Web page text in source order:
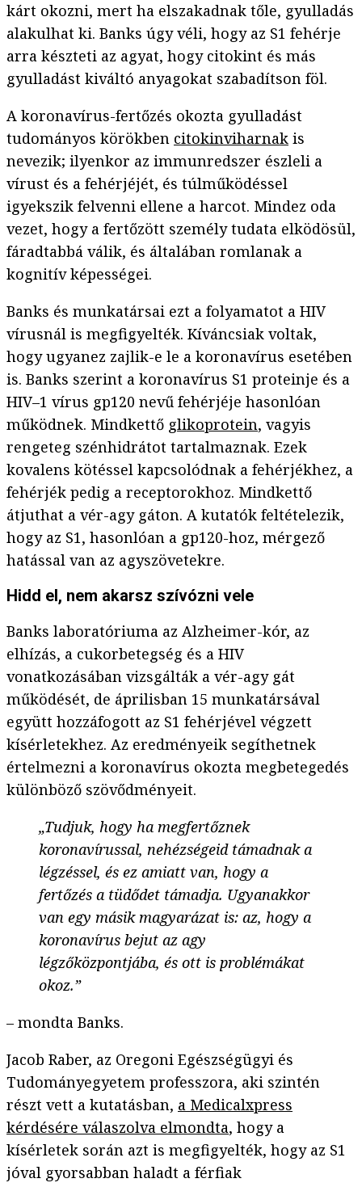
kárt okozni, mert ha elszakadnak tőle, gyulladás
alakulhat ki. Banks úgy véli, hogy az S1 fehérje
arra készteti az agyat, hogy citokint és más
gyulladást kiváltó anyagokat szabadítson föl.
A koronavírus-fertőzés okozta gyulladást
tudományos körökben citokinviharnak is
nevezik; ilyenkor az immunredszer észleli a
vírust és a fehérjéjét, és túlműködéssel
igyekszik felvenni ellene a harcot. Mindez oda
vezet, hogy a fertőzött személy tudata elködösül,
fáradtabbá válik, és általában romlanak a
kognitív képességei.
Banks és munkatársai ezt a folyamatot a HIV
vírusnál is megfigyelték. Kíváncsiak voltak,
hogy ugyanez zajlik-e le a koronavírus esetében
is. Banks szerint a koronavírus S1 proteinje és a
HIV–1 vírus gp120 nevű fehérjéje hasonlóan
működnek. Mindkettő glikoprotein, vagyis
rengeteg szénhidrátot tartalmaznak. Ezek
kovalens kötéssel kapcsolódnak a fehérjékhez, a
fehérjék pedig a receptorokhoz. Mindkettő
átjuthat a vér-agy gáton. A kutatók feltételezik,
hogy az S1, hasonlóan a gp120-hoz, mérgező
hatással van az agyszövetekre.
Hidd el, nem akarsz szívózni vele
Banks laboratóriuma az Alzheimer-kór, az
elhízás, a cukorbetegség és a HIV
vonatkozásában vizsgálták a vér-agy gát
működését, de áprilisban 15 munkatársával
együtt hozzáfogott az S1 fehérjével végzett
kísérletekhez. Az eredményeik segíthetnek
értelmezni a koronavírus okozta megbetegedés
különböző szövődményeit.
„Tudjuk, hogy ha megfertőznek
koronavírussal, nehézségeid támadnak a
légzéssel, és ez amiatt van, hogy a
fertőzés a tüdődet támadja. Ugyanakkor
van egy másik magyarázat is: az, hogy a
koronavírus bejut az agy
légzőközpontjába, és ott is problémákat
okoz.”
– mondta Banks.
Jacob Raber, az Oregoni Egészségügyi és
Tudományegyetem professzora, aki szintén
részt vett a kutatásban, a Medicalxpress
kérdésére válaszolva elmondta, hogy a
kísérletek során azt is megfigyelték, hogy az S1
jóval gyorsabban haladt a férfiak